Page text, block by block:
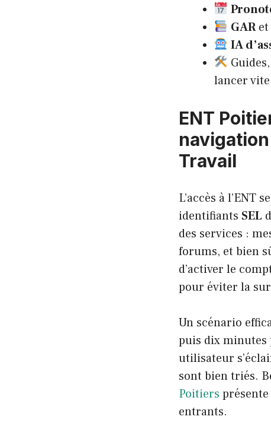
GARet
IA
lancer
ENT
Travail
L’accès à l’ENT
identifiants SEL
des services :
forums, et bien
d’activer le
pour éviter la
Un scénario
puis dix minutes
utilisateur
sont bien triés.
Poitiers
entrants.